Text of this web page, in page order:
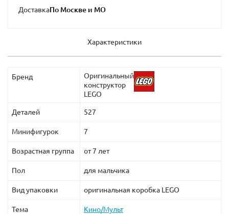
Доставка
Характеристики
Бренд
Оригинальный
конструктор
LEGO
Деталей 527
Минифигурок 7
Возрастная группа от 7 лет
Пол для мальчика
Вид упаковки оригинальная коробка LEGO
Тема Кино/Мульт